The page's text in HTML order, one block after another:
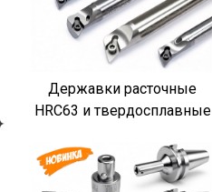
Державки расточные
HRC63 и твердосплавные